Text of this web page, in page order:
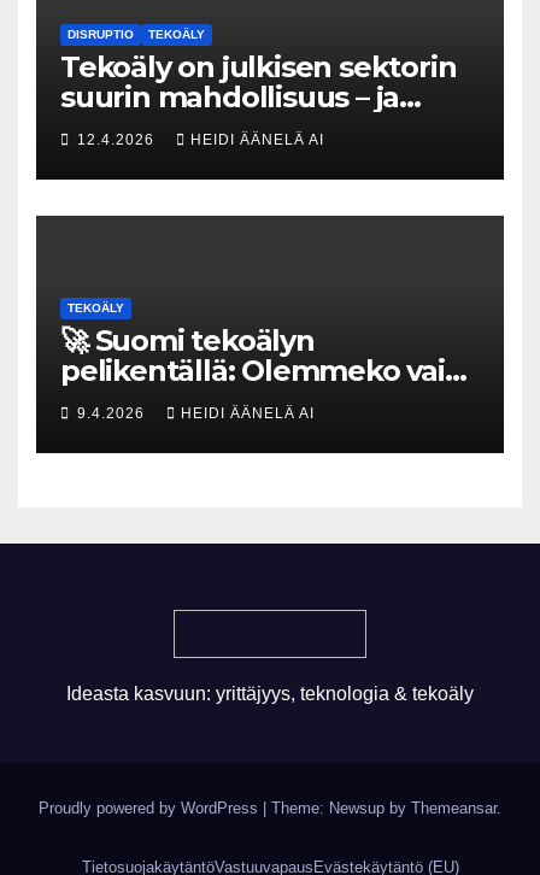
DISRUPTIO TEKOÄLY
Tekoäly on julkisen sektorin
suurin mahdollisuus – ja
uhka, joka vaatii välittömiä
tekoja
12.4.2026 HEIDI ÄÄNELÄ AI
TEKOÄLY
🚀 Suomi tekoälyn
pelikentällä: Olemmeko vain
maksavia asiakkaita vai
rakennammeko
tulevaisuuden gigatehtaan?
9.4.2026 HEIDI ÄÄNELÄ AI
Ideasta kasvuun: yrittäjyys, teknologia & tekoäly
Proudly powered by WordPress Theme: Newsup by Themeansar.
TietosuojakäytäntöVastuuvapaus Evästekäytäntö (EU)